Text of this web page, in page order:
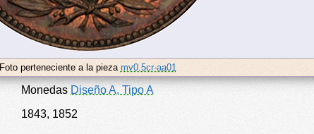
Foto perteneciente a la pieza mv0.5cr-aa01
Monedas Diseño A, Tipo A
1843, 1852